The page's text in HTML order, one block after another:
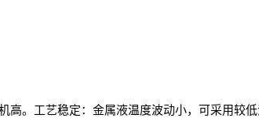
高。工艺稳定：金属液温度波动小，可采用较